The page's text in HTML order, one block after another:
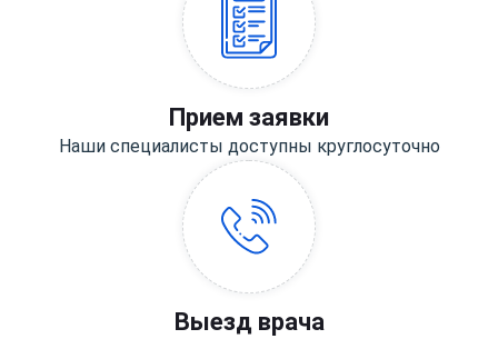
Прием заявки
Наши специалисты доступны круглосуточно
Выезд врача